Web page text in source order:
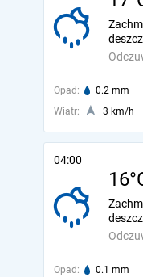
deszcz
Opad: 0.2 mm
Wiatr:
3 km/h
04:00
deszcz
Opad: 0.1 mm